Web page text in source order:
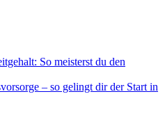
So meisterst du den
– so gelingt dir der Start in